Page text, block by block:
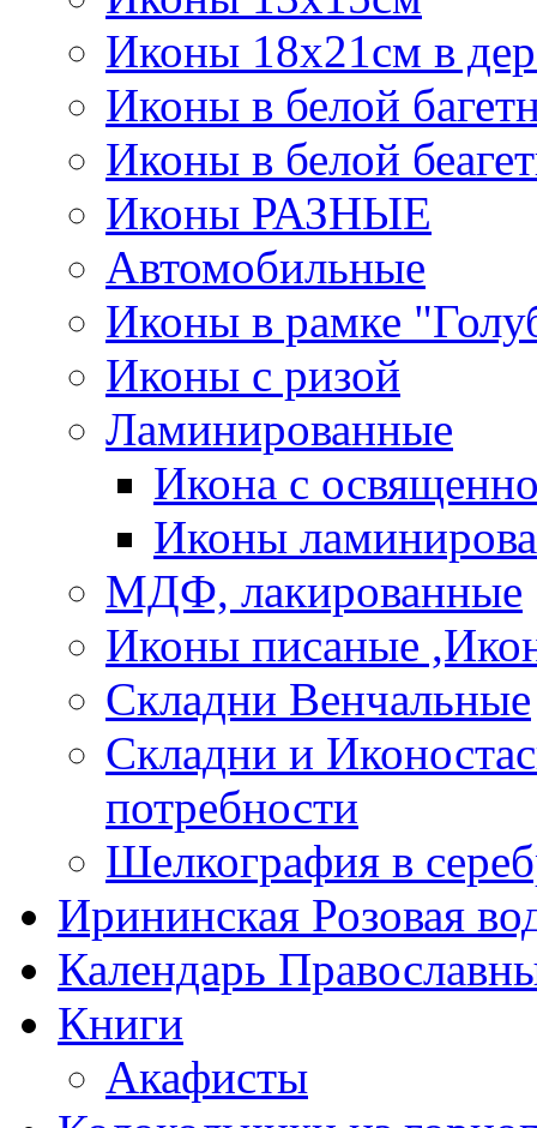
Иконы 18х21см в
Иконы в белой
Иконы в белой
Иконы РАЗНЫЕ
Автомобильные
Иконы в рамке
Иконы с ризой
Ламинированные
Икона с
Иконы
МДФ, лакированные
Иконы писаные
Складни Венчальные
Складни и
потребности
Шелкография в
Ирининская Розовая
Календарь
Книги
Акафисты